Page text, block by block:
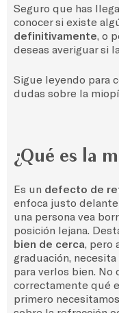
Seguro que has
conocer si existe
definitivamente , o
deseas averiguar si
Sigue leyendo para
dudas sobre la
¿Qué es la
Es un defecto de
enfoca justo
una persona vea
posición lejana.
bien de cerca ,
graduación,
para verlos bien.
correctamente qué
primero